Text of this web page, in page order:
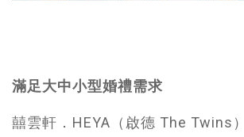
滿足大中小型婚禮需求
囍雲軒．HEYA（啟德 The Twins